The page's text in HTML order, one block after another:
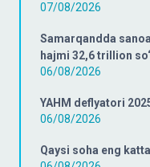
07/08/2026
Samarqandda
hajmi 32,6 trillion
06/08/2026
YAHM deflyatori
06/08/2026
Qaysi soha eng